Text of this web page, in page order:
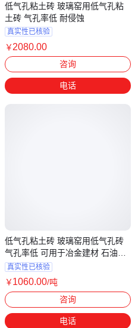
低气孔粘土砖 玻璃窑用低气孔粘
土砖 气孔率低 耐侵蚀
真实性已核验
￥2080.00
河南郑州
咨询
电话
低气孔粘土砖 玻璃窑用低气孔砖
气孔率低 可用于冶金建材 石油化
工
真实性已核验
￥1060.00/吨
咨询
电话